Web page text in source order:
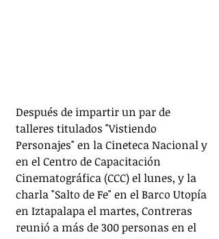
Después de impartir un par de
talleres titulados "Vistiendo
Personajes" en la Cineteca Nacional y
en el Centro de Capacitación
Cinematográfica (CCC) el lunes, y la
charla "Salto de Fe" en el Barco Utopía
en Iztapalapa el martes, Contreras
reunió a más de 300 personas en el